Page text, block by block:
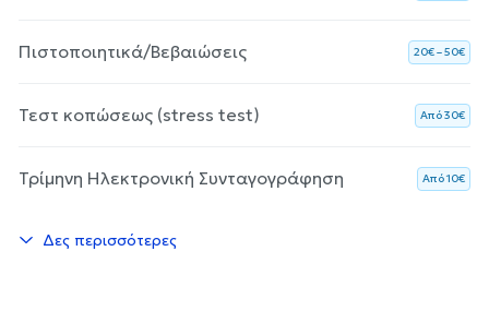
Πιστοποιητικά/Βεβαιώσεις 20€ – 50€
Τεστ κοπώσεως (stress test) Aπό 30€
Τρίμηνη Ηλεκτρονική Συνταγογράφηση Aπό 10€
Δες περισσότερες